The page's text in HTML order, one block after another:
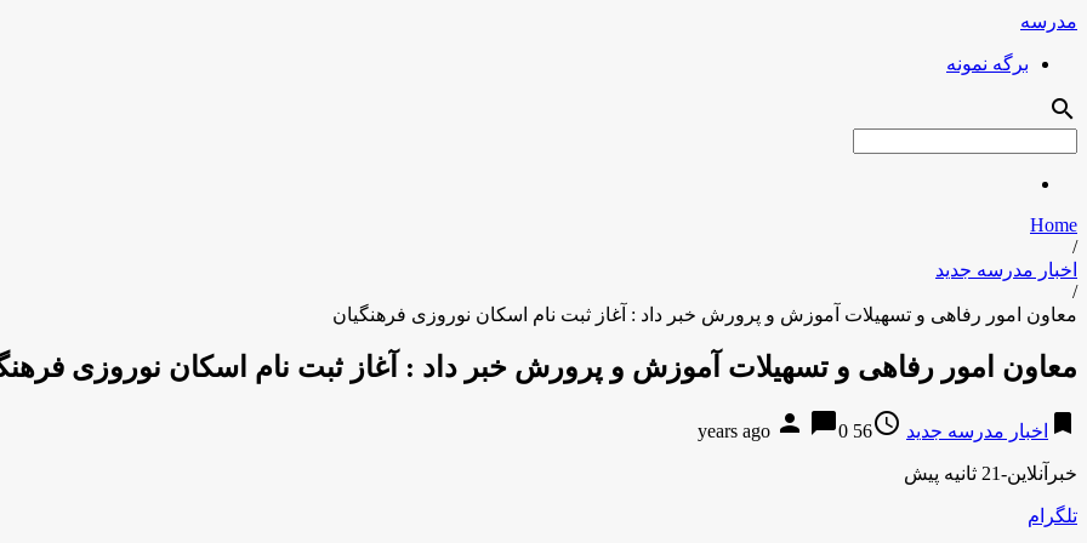
مدرسه
برگه نمونه
search
Home
/
اخبار مدرسه جدید
/
معاون امور رفاهی و تسهیلات آموزش و پرورش خبر داد : آغاز ثبت نام اسکان نوروزی فرهنگیان
معاون امور رفاهی و تسهیلات آموزش و پرورش خبر داد : آغاز ثبت نام اسکان نوروزی
bookmark اخبار مدرسه جدید access_time
56 years ago
person chat_bubble0
خبرآنلاین-21 ثانیه پیش
تلگرام